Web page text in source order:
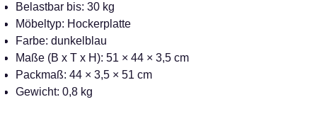
Belastbar bis: 30 kg
Möbeltyp: Hockerplatte
Farbe: dunkelblau
Maße (B x T x H): 51 × 44 × 3,5 cm
Packmaß: 44 × 3,5 × 51 cm
Gewicht: 0,8 kg